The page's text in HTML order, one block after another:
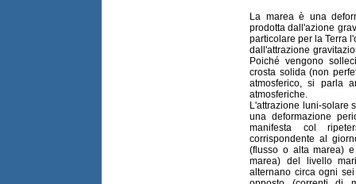
La marea è una
prodotta dall'azione
particolare per la Terra
dall'attrazione
Poiché vengono
crosta solida (non
atmosferico, si parla
atmosferiche.
L'attrazione luni-solare
una deformazione
manifesta col
corrispondente al
(flusso o alta marea)
marea) del livello
alternano circa ogni